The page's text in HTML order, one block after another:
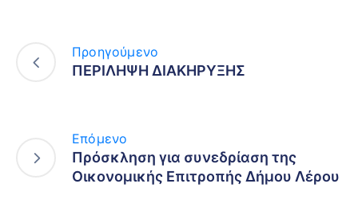
Προηγούμενο
ΠΕΡΙΛΗΨΗ ΔΙΑΚΗΡΥΞΗΣ
Επόμενο
Πρόσκληση για συνεδρίαση της
Οικονομικής Επιτροπής Δήμου Λέρου